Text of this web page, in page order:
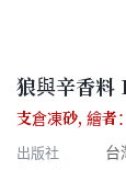
狼與辛香料
支倉凍砂, 繪者
出版社
台